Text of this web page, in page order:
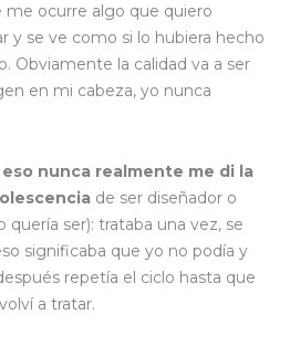
me ocurre algo que quiero
y se ve como si lo hubiera hecho
Obviamente la calidad va a ser
en mi cabeza, yo nunca
nunca realmente me di la
de ser diseñador o
quería ser): trataba una vez, se
significaba que yo no podía y
repetía el ciclo hasta que
a tratar.